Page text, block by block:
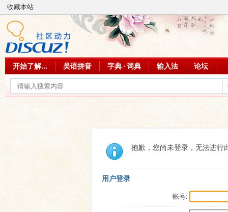
收藏本站
开始了解... 吴语拼音 字典 · 词典 输入法 论坛
抱歉，您尚未登录，无法进行
用户登录
帐号: